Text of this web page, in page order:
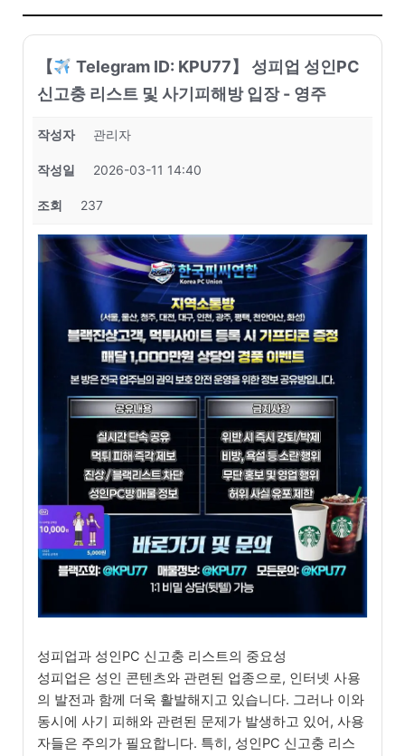
【
Telegram ID: KPU77】 성피업 성인PC
신고충 리스트 및 사기피해방 입장 - 영주
작성자 관리자
작성일 2026-03-11 14:40
조회 237
성피업과 성인PC 신고충 리스트의 중요성
성피업은 성인 콘텐츠와 관련된 업종으로, 인터넷 사용
의 발전과 함께 더욱 활발해지고 있습니다. 그러나 이와
동시에 사기 피해와 관련된 문제가 발생하고 있어, 사용
자들은 주의가 필요합니다. 특히, 성인PC 신고충 리스